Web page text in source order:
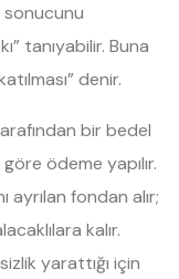
sonucunu
tanıyabilir. Buna
denir.
bir bedel
ödeme yapılır.
ayrılan fondan alır;
kalır.
yarattığı için